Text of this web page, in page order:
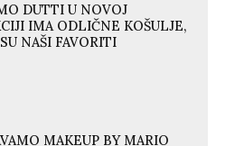
DUTTI U NOVOJ
IMA ODLIČNE KOŠULJE,
NAŠI FAVORITI
MAKEUP BY MARIO